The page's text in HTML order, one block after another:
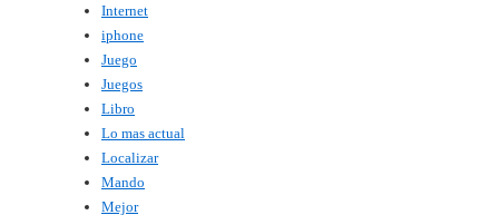
Internet
iphone
Juego
Juegos
Libro
Lo mas actual
Localizar
Mando
Mejor